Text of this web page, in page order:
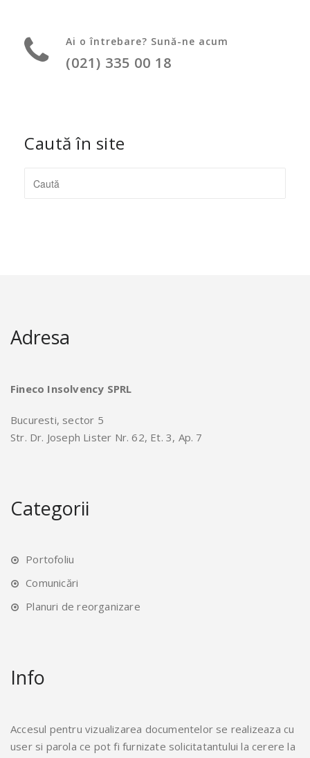
Ai o întrebare? Sună-ne acum
(021) 335 00 18
Caută în site
Adresa
Fineco Insolvency SPRL
Bucuresti, sector 5
Str. Dr. Joseph Lister Nr. 62, Et. 3, Ap. 7
Categorii
Portofoliu
Comunicări
Planuri de reorganizare
Info
Accesul pentru vizualizarea documentelor se realizeaza cu
user si parola ce pot fi furnizate solicitatantului la cerere la